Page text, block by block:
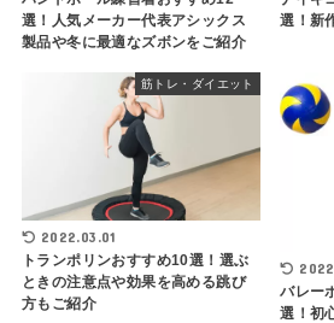
選！人気メーカー代表アシックス
製品や冬に最適なズボンをご紹介
選！新
筋トレ・ダイエット
2022.03.01
トランポリンおすすめ10選！選ぶ
ときの注意点や効果を高める跳び
方もご紹介
バレー
選！初